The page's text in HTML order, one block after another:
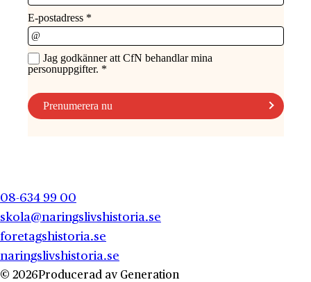
08-634 99 00
skola@naringslivshistoria.se
foretagshistoria.se
naringslivshistoria.se
© 2026 Producerad av Generation